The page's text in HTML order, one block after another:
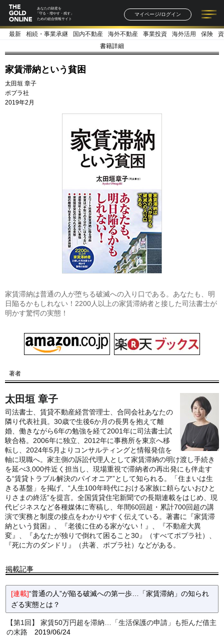
あなたの財産を
「守る・増やす・残す」
ための総合情報サイト
マイページ/ログイン
記事一覧 連載一覧
著者一覧 書籍一覧
最新 相続・事業承継 国内不動産 海外不動産 事業投資 海外活用 保険
書籍詳細
家賃滞納という貧困
太田垣 章子
ポプラ社
2019年2月
家賃滞納は普通の人が堕ちる破滅への入り口である。あなたも、明
日陥るかもしれない！2200人以上の家賃滞納者と接した司法書士が
明かす驚愕の実態！
著者
太田垣 章子
司法書士、賃貸不動産経営管理士、合同会社あなたの
隣り代表社員。30歳で生後6か月の長男を抱えて離
婚、働きながら6年の勉強を経て2001年に司法書士試
験合格。2006年に独立、2012年に事務所を東京へ移
転し、2024年5月よりコンサルティングと情報発信を
軸に現職へ。家主側の訴訟代理人として家賃滞納の明け渡し手続き
を延べ3,000件近く担当し、現場重視で滞納者の再出発にも伴走す
る“賃貸トラブル解決のパイオニア”として知られる。「住まいは生
きる基盤」を掲げ、“人生100年時代における家族に頼らないおひと
りさまの終活”を提言。全国賃貸住宅新聞での長期連載をはじめ、現
代ビジネスなど各種媒体に寄稿し、年間60回超・累計700回超の講
演で実務と制度の接点をわかりやすく伝えている。著書に『家賃滞
納という貧困』、『老後に住める家がない！』、『不動産大異
変』、『あなたが独りで倒れて困ること30』（すべてポプラ社）、
『死に方のダンドリ』（共著、ポプラ社）などがある。
掲載記事
[連載]“普通の人”が陥る破滅への第一歩…「家賃滞納」の知られ
ざる実態とは？
【第1回】 家賃50万円超を滞納…「生活保護の申請」も拒んだ借主
の末路 2019/06/24